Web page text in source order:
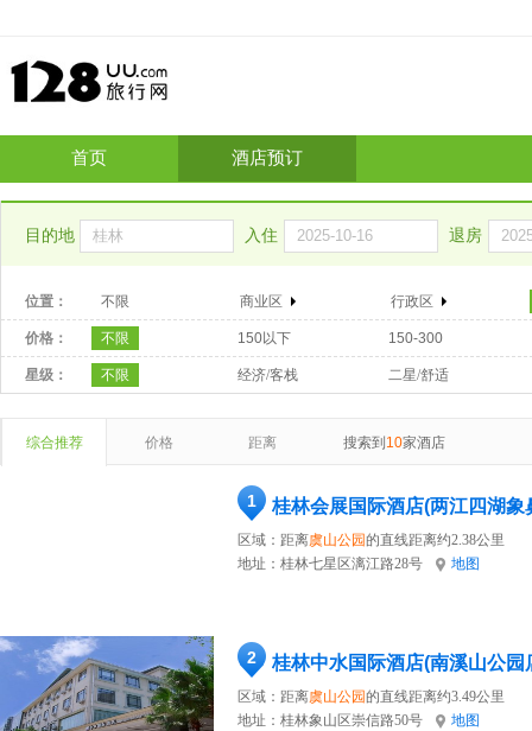
首页 酒店预订
目的地 入住 退房
位置： 不限 商业区 行政区
价格： 不限 150以下 150-300
星级： 不限 经济/客栈 二星/舒适
综合推荐 价格 距离 搜索到 10家酒店
1 桂林会展国际酒店(两江四湖象
区域：距离虞山公园的直线距离约2.38公里
地址： 桂林七星区漓江路28号 地图
2 桂林中水国际酒店(南溪山公园
区域：距离虞山公园的直线距离约3.49公里
地址： 桂林象山区崇信路50号 地图